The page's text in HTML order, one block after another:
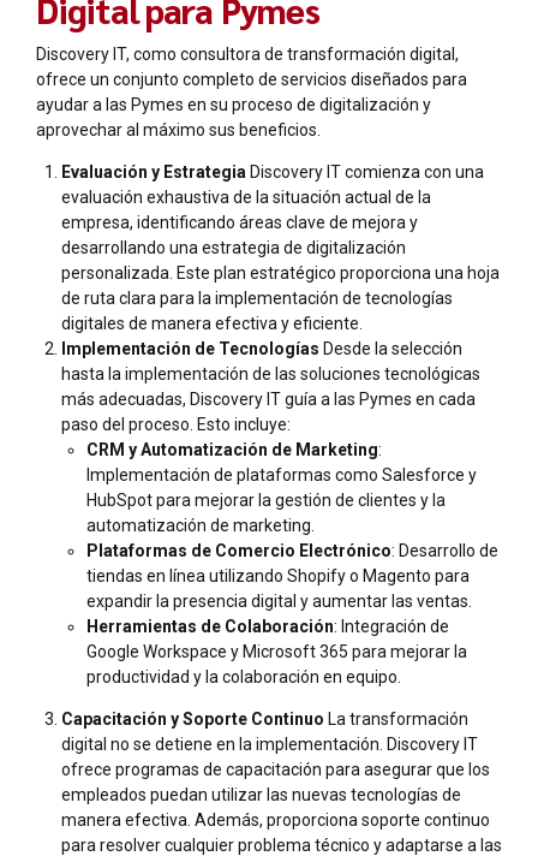
Digital para Pymes
Discovery IT, como consultora de transformación digital,
ofrece un conjunto completo de servicios diseñados para
ayudar a las Pymes en su proceso de digitalización y
aprovechar al máximo sus beneficios.
Evaluación y Estrategia Discovery IT comienza con una
evaluación exhaustiva de la situación actual de la
empresa, identificando áreas clave de mejora y
desarrollando una estrategia de digitalización
personalizada. Este plan estratégico proporciona una hoja
de ruta clara para la implementación de tecnologías
digitales de manera efectiva y eficiente.
Implementación de Tecnologías Desde la selección
hasta la implementación de las soluciones tecnológicas
más adecuadas, Discovery IT guía a las Pymes en cada
paso del proceso. Esto incluye:
CRM y Automatización de Marketing:
Implementación de plataformas como Salesforce y
HubSpot para mejorar la gestión de clientes y la
automatización de marketing.
Plataformas de Comercio Electrónico: Desarrollo de
tiendas en línea utilizando Shopify o Magento para
expandir la presencia digital y aumentar las ventas.
Herramientas de Colaboración: Integración de
Google Workspace y Microsoft 365 para mejorar la
productividad y la colaboración en equipo.
Capacitación y Soporte Continuo La transformación
digital no se detiene en la implementación. Discovery IT
ofrece programas de capacitación para asegurar que los
empleados puedan utilizar las nuevas tecnologías de
manera efectiva. Además, proporciona soporte continuo
para resolver cualquier problema técnico y adaptarse a las